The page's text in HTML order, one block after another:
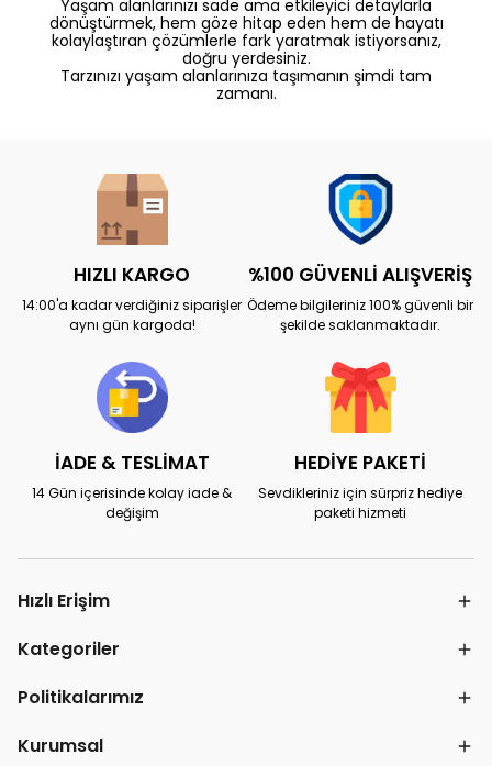
Yaşam alanlarınızı sade ama etkileyici detaylarla
dönüştürmek, hem göze hitap eden hem de hayatı
kolaylaştıran çözümlerle fark yaratmak istiyorsanız,
doğru yerdesiniz.
Tarzınızı yaşam alanlarınıza taşımanın şimdi tam
zamanı.
HIZLI KARGO
14:00'a kadar verdiğiniz siparişler
aynı gün kargoda!
%100 GÜVENLİ ALIŞVERİŞ
Ödeme bilgileriniz 100% güvenli bir
şekilde saklanmaktadır.
İADE & TESLİMAT
14 Gün içerisinde kolay iade &
değişim
HEDİYE PAKETİ
Sevdikleriniz için sürpriz hediye
paketi hizmeti
Hızlı Erişim
Kategoriler
Politikalarımız
Kurumsal